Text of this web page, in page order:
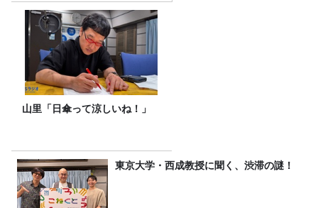
山里「日傘って涼しいね！」
東京大学・西成教授に聞く、渋滞の謎！